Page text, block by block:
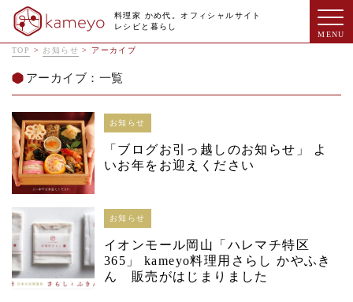
料理家 かめ代。オフィシャルサイト
レシピと暮らし
TOP > お知らせ > アーカイブ
アーカイブ：一覧
お知らせ
「ブログお引っ越しのお知らせ」 よ
いお年をお迎えください
お知らせ
イオンモール岡山「ハレマチ特区
365」 kameyo料理用さらし かやふき
ん 販売がはじまりました